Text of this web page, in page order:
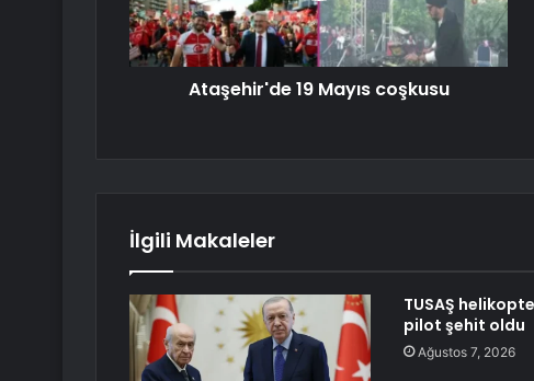
Ataşehir'de 19 Mayıs coşkusu
İlgili Makaleler
TUSAŞ
pilot şehit oldu
Ağustos 7, 2026